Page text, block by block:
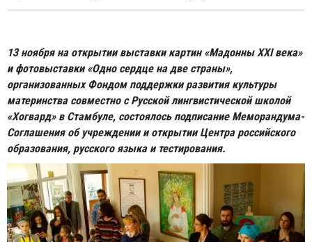
13 ноября на открытии выставки картин «Мадонны XXI века»
и фотовыставки «Одно сердце на две страны»,
организованных Фондом поддержки развития культуры
материнства совместно c Русской лингвистической школой
«Хогвард» в Стамбуле, состоялось подписание Меморандума-
Соглашения об учреждении и открытии Центра российского
образования, русского языка и тестирования.